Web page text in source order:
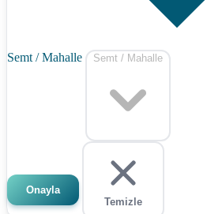
Semt / Mahalle Semt / Mahalle
Onayla
Temizle